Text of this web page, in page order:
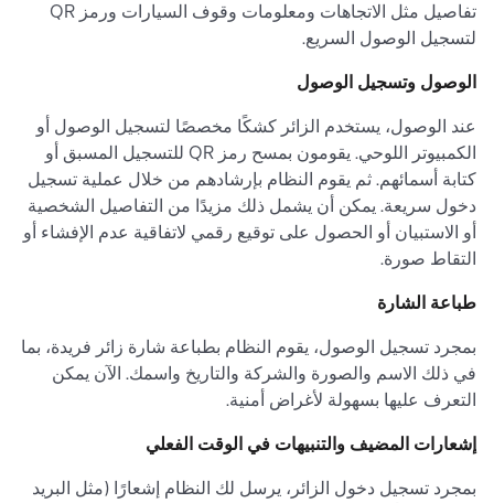
تفاصيل مثل الاتجاهات ومعلومات وقوف السيارات ورمز QR
لتسجيل الوصول السريع.
الوصول وتسجيل الوصول
عند الوصول، يستخدم الزائر كشكًا مخصصًا لتسجيل الوصول أو
الكمبيوتر اللوحي. يقومون بمسح رمز QR للتسجيل المسبق أو
كتابة أسمائهم. ثم يقوم النظام بإرشادهم من خلال عملية تسجيل
دخول سريعة. يمكن أن يشمل ذلك مزيدًا من التفاصيل الشخصية
أو الاستبيان أو الحصول على توقيع رقمي لاتفاقية عدم الإفشاء أو
التقاط صورة.
طباعة الشارة
بمجرد تسجيل الوصول، يقوم النظام بطباعة شارة زائر فريدة، بما
في ذلك الاسم والصورة والشركة والتاريخ واسمك. الآن يمكن
التعرف عليها بسهولة لأغراض أمنية.
إشعارات المضيف والتنبيهات في الوقت الفعلي
بمجرد تسجيل دخول الزائر، يرسل لك النظام إشعارًا (مثل البريد